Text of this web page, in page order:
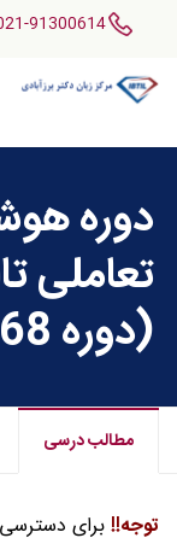
91300614
دوره
تعاملی
(دوره 68)
مطالب درسی
توجه!!برای